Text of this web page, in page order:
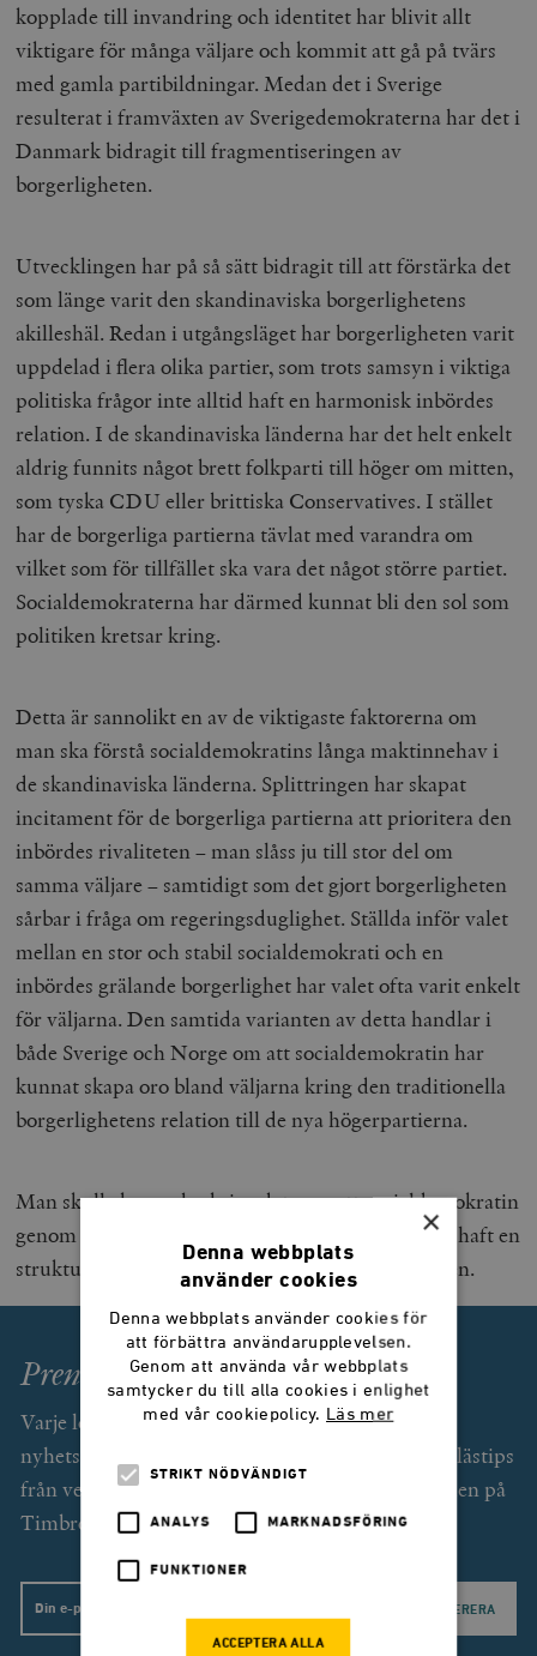
kopplade till invandring och identitet har blivit allt
viktigare för många väljare och kommit att gå på tvärs
med gamla partibildningar. Medan det i Sverige
resulterat i framväxten av Sverigedemokraterna har det i
Danmark bidragit till fragmentiseringen av
borgerligheten.
Utvecklingen har på så sätt bidragit till att förstärka det
som länge varit den skandinaviska borgerlighetens
akilleshäl. Redan i utgångsläget har borgerligheten varit
uppdelad i flera olika partier, som trots samsyn i viktiga
politiska frågor inte alltid haft en harmonisk inbördes
relation. I de skandinaviska länderna har det helt enkelt
aldrig funnits något brett folkparti till höger om mitten,
som tyska CDU eller brittiska Conservatives. I stället
har de borgerliga partierna tävlat med varandra om
vilket som för tillfället ska vara det något större partiet.
Socialdemokraterna har därmed kunnat bli den sol som
politiken kretsar kring.
Detta är sannolikt en av de viktigaste faktorerna om
man ska förstå socialdemokratins långa maktinnehav i
de skandinaviska länderna. Splittringen har skapat
incitament för de borgerliga partierna att prioritera den
inbördes rivaliteten – man slåss ju till stor del om
samma väljare – samtidigt som det gjort borgerligheten
sårbar i fråga om regeringsduglighet. Ställda inför valet
mellan en stor och stabil socialdemokrati och en
inbördes grälande borgerlighet har valet ofta varit enkelt
för väljarna. Den samtida varianten av detta handlar i
både Sverige och Norge om att socialdemokratin har
kunnat skapa oro bland väljarna kring den traditionella
borgerlighetens relation till de nya högerpartierna.
Man skulle kunna beskriva det som att socialdemokratin
genom den borgerliga splittringen under lång tid haft en
strukturell fördel i de skandinaviska partisystemen.
Prenumerera på Smedjan!
Varje lördag får du som prenumerant (gratis) ett
nyhetsbrev med exklusiv text av Svend Dahl och lästips
från veckan som gått. Dessutom unika erbjudanden på
Timbro förlags utgivning.
Email
×
Denna webbplats
använder cookies
Denna webbplats använder cookies för
att förbättra användarupplevelsen.
Genom att använda vår webbplats
samtycker du till alla cookies i enlighet
med vår cookiepolicy. Läs mer
STRIKT NÖDVÄNDIGT
ANALYS MARKNADSFÖRING
FUNKTIONER
ACCEPTERA ALLA